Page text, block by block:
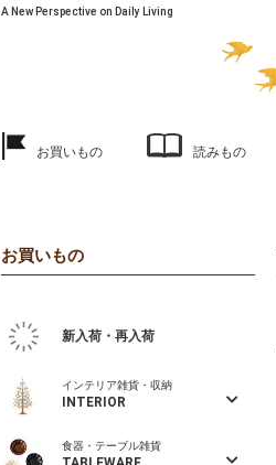
A New Perspective on Daily Living
お買いもの 読みもの
お買いもの
新入荷・再入荷
インテリア雑貨・収納
INTERIOR
食器・テーブル雑貨